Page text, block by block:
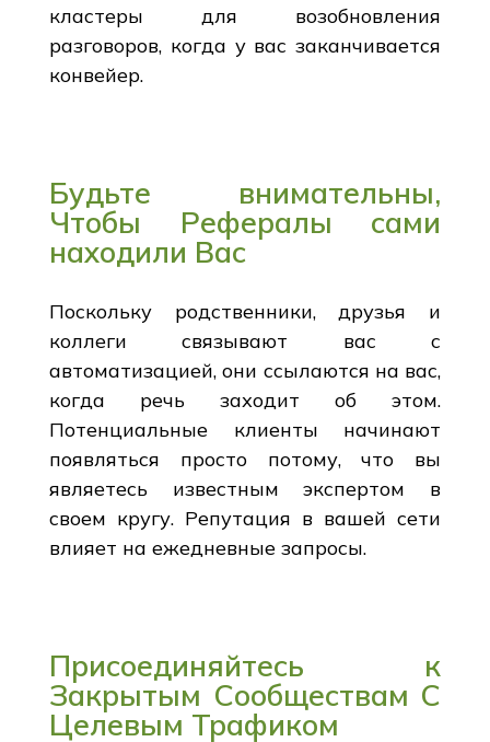
кластеры для возобновления
разговоров, когда у вас заканчивается
конвейер.
Будьте внимательны,
Чтобы Рефералы сами
находили Вас
Поскольку родственники, друзья и
коллеги связывают вас с
автоматизацией, они ссылаются на вас,
когда речь заходит об этом.
Потенциальные клиенты начинают
появляться просто потому, что вы
являетесь известным экспертом в
своем кругу. Репутация в вашей сети
влияет на ежедневные запросы.
Присоединяйтесь к
Закрытым Сообществам С
Целевым Трафиком